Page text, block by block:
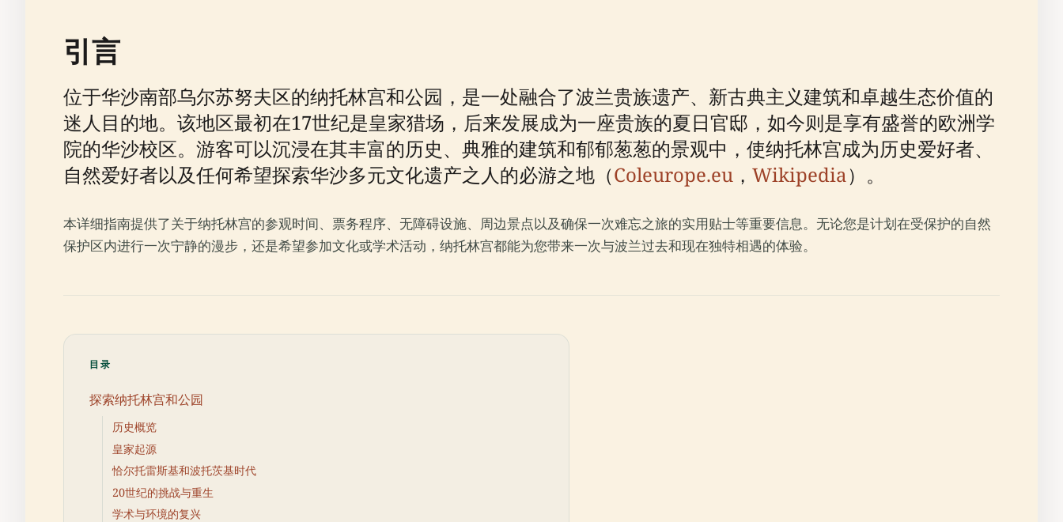
引言
位于华沙南部乌尔苏努夫区的纳托林宫和公园，是一处融合了波兰贵族遗产、新古典主义建筑和卓越生态价值的
迷人目的地。该地区最初在17世纪是皇家猎场，后来发展成为一座贵族的夏日官邸，如今则是享有盛誉的欧洲学
院的华沙校区。游客可以沉浸在其丰富的历史、典雅的建筑和郁郁葱葱的景观中，使纳托林宫成为历史爱好者、
自然爱好者以及任何希望探索华沙多元文化遗产之人的必游之地（Coleurope.eu ， Wikipedia）。
本详细指南提供了关于纳托林宫的参观时间、票务程序、无障碍设施、周边景点以及确保一次难忘之旅的实用贴士等重要信息。无论您是计划在受保护的自然
保护区内进行一次宁静的漫步，还是希望参加文化或学术活动，纳托林宫都能为您带来一次与波兰过去和现在独特相遇的体验。
目录
探索纳托林宫和公园
历史概览
皇家起源
恰尔托雷斯基和波托茨基时代
20世纪的挑战与重生
学术与环境的复兴